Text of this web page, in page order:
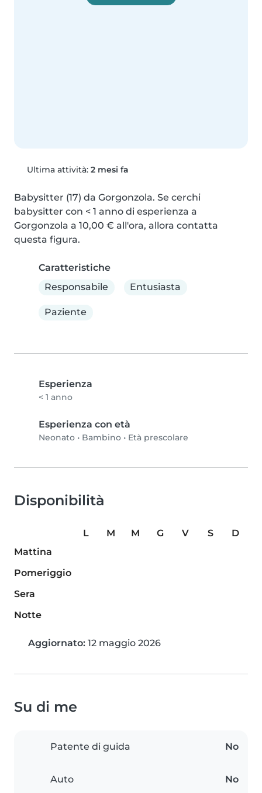
Ultima attività: 2 mesi fa
Babysitter (17) da Gorgonzola. Se cerchi
babysitter con < 1 anno di esperienza a
Gorgonzola a 10,00 € all'ora, allora contatta
questa figura.
Caratteristiche
Responsabile
Entusiasta
Paziente
Esperienza
< 1 anno
Esperienza con età
Neonato • Bambino • Età prescolare
Disponibilità
L M M G V S
D
Mattina
Pomeriggio
Sera
Notte
Aggiornato: 12 maggio 2026
Su di me
Patente di guida No
Auto No